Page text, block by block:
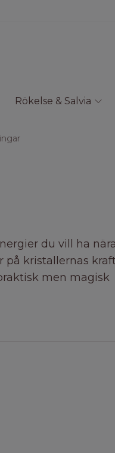
Rökelse & Salvia
du vill ha
på kristallernas
men magisk